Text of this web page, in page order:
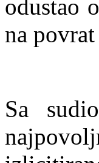
odustao
na
Sa